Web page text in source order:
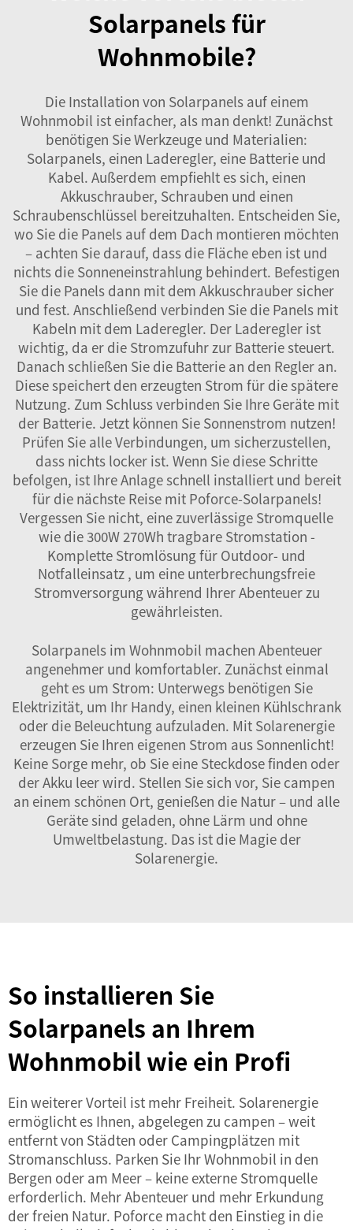
Solarpanels für
Wohnmobile?
Die Installation von Solarpanels auf einem
Wohnmobil ist einfacher, als man denkt! Zunächst
benötigen Sie Werkzeuge und Materialien:
Solarpanels, einen Laderegler, eine Batterie und
Kabel. Außerdem empfiehlt es sich, einen
Akkuschrauber, Schrauben und einen
Schraubenschlüssel bereitzuhalten. Entscheiden Sie,
wo Sie die Panels auf dem Dach montieren möchten
– achten Sie darauf, dass die Fläche eben ist und
nichts die Sonneneinstrahlung behindert. Befestigen
Sie die Panels dann mit dem Akkuschrauber sicher
und fest. Anschließend verbinden Sie die Panels mit
Kabeln mit dem Laderegler. Der Laderegler ist
wichtig, da er die Stromzufuhr zur Batterie steuert.
Danach schließen Sie die Batterie an den Regler an.
Diese speichert den erzeugten Strom für die spätere
Nutzung. Zum Schluss verbinden Sie Ihre Geräte mit
der Batterie. Jetzt können Sie Sonnenstrom nutzen!
Prüfen Sie alle Verbindungen, um sicherzustellen,
dass nichts locker ist. Wenn Sie diese Schritte
befolgen, ist Ihre Anlage schnell installiert und bereit
für die nächste Reise mit Poforce-Solarpanels!
Vergessen Sie nicht, eine zuverlässige Stromquelle
wie die300W 270Wh tragbare Stromstation -
Komplette Stromlösung für Outdoor- und
Notfalleinsatz , um eine unterbrechungsfreie
Stromversorgung während Ihrer Abenteuer zu
gewährleisten.
Solarpanels im Wohnmobil machen Abenteuer
angenehmer und komfortabler. Zunächst einmal
geht es um Strom: Unterwegs benötigen Sie
Elektrizität, um Ihr Handy, einen kleinen Kühlschrank
oder die Beleuchtung aufzuladen. Mit Solarenergie
erzeugen Sie Ihren eigenen Strom aus Sonnenlicht!
Keine Sorge mehr, ob Sie eine Steckdose finden oder
der Akku leer wird. Stellen Sie sich vor, Sie campen
an einem schönen Ort, genießen die Natur – und alle
Geräte sind geladen, ohne Lärm und ohne
Umweltbelastung. Das ist die Magie der
Solarenergie.
So installieren Sie
Solarpanels an Ihrem
Wohnmobil wie ein Profi
Ein weiterer Vorteil ist mehr Freiheit. Solarenergie
ermöglicht es Ihnen, abgelegen zu campen – weit
entfernt von Städten oder Campingplätzen mit
Stromanschluss. Parken Sie Ihr Wohnmobil in den
Bergen oder am Meer – keine externe Stromquelle
erforderlich. Mehr Abenteuer und mehr Erkundung
der freien Natur. Poforce macht den Einstieg in die